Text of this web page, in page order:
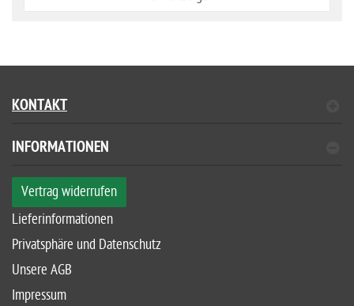
KONTAKT
INFORMATIONEN
Vertrag widerrufen
Lieferinformationen
Privatsphäre und Datenschutz
Unsere AGB
Impressum